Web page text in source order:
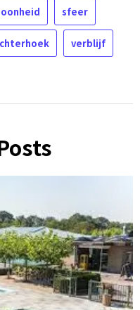
sfeer
verblijf